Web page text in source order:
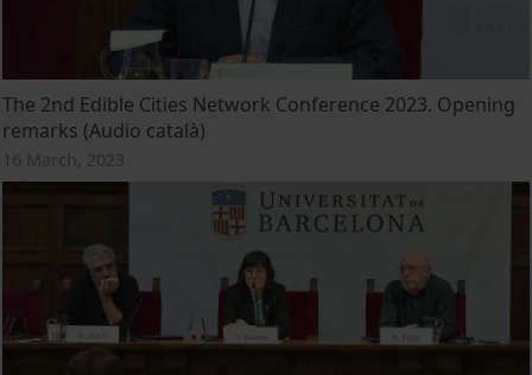
The 2nd Edible Cities Network Conference 2023. Opening
remarks (Audio català)
16 March, 2023